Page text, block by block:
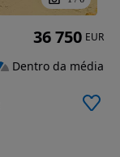
36 750 EUR
Dentro da média